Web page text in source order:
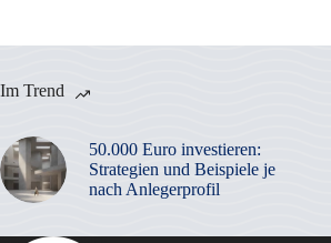
Im Trend
50.000 Euro investieren:
Strategien und Beispiele je
nach Anlegerprofil